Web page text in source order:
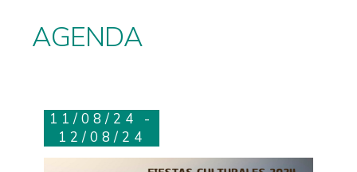
AGENDA
11/08/24 -
12/08/24